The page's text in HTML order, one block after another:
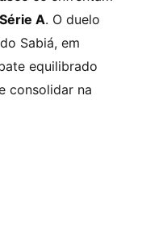
A. O duelo
Sabiá, em
equilibrado
consolidar na